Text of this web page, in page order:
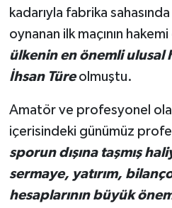
kadarıyla fabrika
oynanan ilk maçının
ülkenin en önemli ulusal
İhsan Türeolmuştu.
Amatör ve profesyonel
içerisindeki günümüz
sporun dışına taşmış
sermaye, yatırım,
hesaplarının büyük